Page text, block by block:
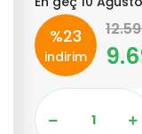
%23
indirim